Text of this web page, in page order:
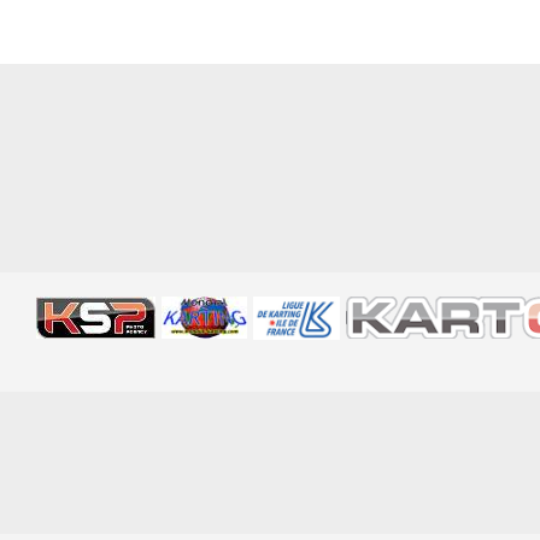
Chronos et Rapports